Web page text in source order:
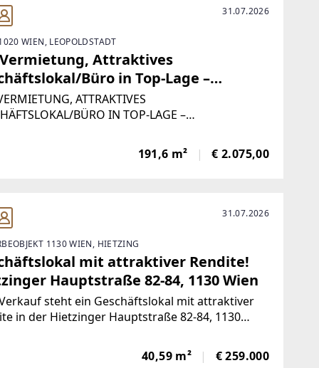
31.07.2026
WIEN, LEOPOLDSTADT
Attraktives
Büro in Top-Lage –
23, 1020 Wien
ATTRAKTIVES
BÜRO IN TOP-LAGE –
Objekt bietet auf
m² großzügige und flexible Nutzfläche, die sich
191,6 m² € 2.075,00
31.07.2026
1130 WIEN, HIETZING
mit attraktiver Rendite!
Hauptstraße 82-84, 1130 Wien
steht ein Geschäftslokal mit attraktiver
in der Hietzinger Hauptstraße 82-84, 1130
von 40,59 m² ist derzeit vermietet und bietet
eine sofortige und stabile Einnahmequelle.
40,59 m² € 259.000